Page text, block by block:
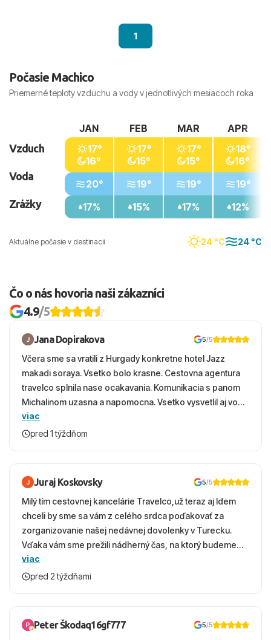
1
Počasie Machico
Priemerné teploty vzduchu a vody v jednotlivých mesiacoch roka
Aktuálne počasie v destinacii 24 °C 24 °C
Vzduch
Voda
Zrážky
JAN
17°
16°
20°
17%
FEB
17°
15°
19°
15%
MAR
17°
15°
19°
17%
APR
18°
16°
19°
12%
Čo o nás hovoria naši zákazníci
4.9/5
Jana Dopirakova 5/5
Včera sme sa vratili z Hurgady konkretne hotel Jazz
makadi soraya. Vsetko bolo krasne. Cestovna agentura
travelco splnila nase ocakavania. Komunikacia s panom
Michalinom uzasna a napomocna. Vsetko vysvetlil aj vo
vecernych hodinach zaco sa ospravedlnujem. Hotel
krasny, cisty. Sluzby top. Strava, prostredie, more,
viac
pred 1 týždňom
Juraj Koskovsky 5/5
Milý tím cestovnej kancelárie Travelco,už teraz aj Idem
chceli by sme sa vám z celého srdca poďakovať za
zorganizovanie našej nedávnej dovolenky v Turecku.
Vďaka vám sme prežili nádherný čas, na ktorý budeme
ešte dlho s úsmevom spomínať. ​Všetko prebehlo
absolútne hladko – od prvotného výberu zájazdu, cez
bola to trefa do čierneho! ​Čo nás dostalo najviac: ​Skvelé
služby a personál: Vždy usmievaví, ochotní a starostliví
viac
pred 2 týždňami
Peter Škodaq16gf777 5/5